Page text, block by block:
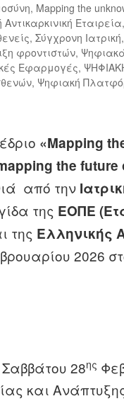
, Mapping the
Αντικαρκινική Εταιρεία,
,Σύγχρονη Ιατρική
φροντιστών,
Εφαρμογές,
, Ψηφιακή
«Mapping
thefuture
από την
της ΕΟΠΕ
της Ελληνικής
2026
28ης
και